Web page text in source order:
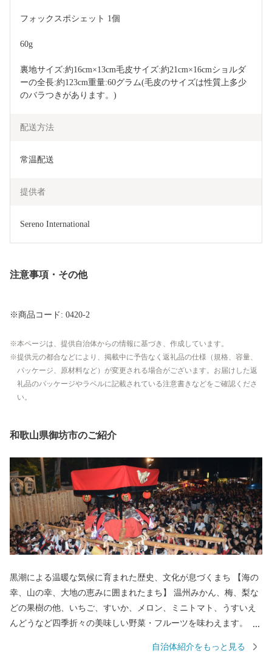
フォックスポシェット 1個
60g
裏地サイズ:約16cm×13cm毛皮サイズ:約21cm×16cmショルダ
ーの全長:約123cm重量:60グラム(毛皮のサイズは性質上多少
のバラつきがあります。)
配送方法
常温配送
提供者
Sereno International
注意事項・その他
※商品コード: 0420-2
本ページは、提供自治体からの情報に基づき、作成しています。
提供元の都合などにより、掲載中に予告なく返礼品の仕様（規格、容量、
パッケージ、原材料など）が変更される場合がございます。お届けした返
礼品のパッケージやラベルに記載されている注意書きなどをご確認くださ
い。
和歌山県御坊市のご紹介
黒潮による温暖な気候に育まれた歴史、文化が息づくまち 【海の
幸、山の幸、大地の恵みに囲まれたまち】 温州みかん、梅、梨な
どの果樹の他、いちご、すいか、メロン、ミニトマト、うすいえ
んどうなど四季折々の美味しい野菜・フルーツを味わえます。 ま
び、ナガレコ、伊勢えびなど海産物も豊富です。 【色とりどりの
自治体紹介をもっと見る